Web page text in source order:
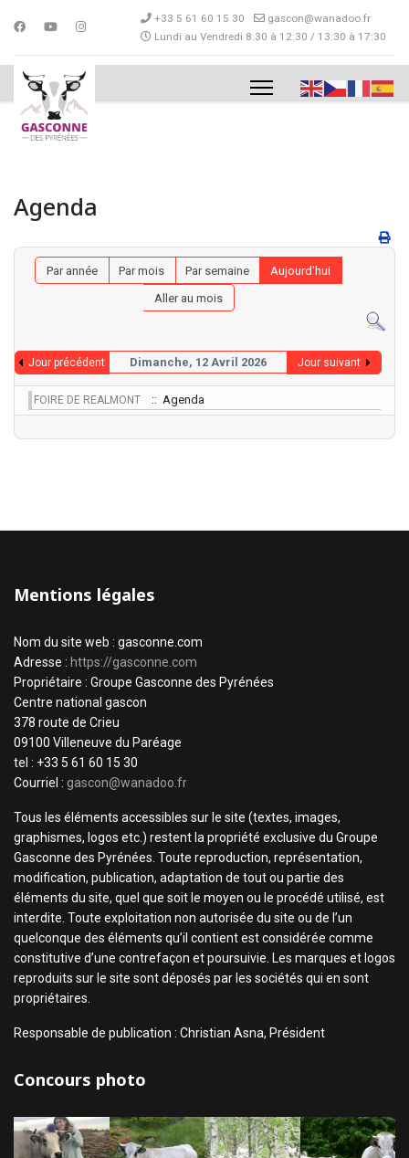
+33 5 61 60 15 30
gascon@wanadoo.fr
Lundi au Vendredi 8:30 à 12:30 / 13:30 à 17:30
Agenda
Par année Par mois Par semaine
Aujourd'hui
Aller au mois
Jour précédent Dimanche, 12 Avril 2026 Jour suivant
FOIRE DE REALMONT :: Agenda
Mentions légales
Nom du site web : gasconne.com
Adresse : https://gasconne.com
Propriétaire : Groupe Gasconne des Pyrénées
Centre national gascon
378 route de Crieu
09100 Villeneuve du Paréage
tel : +33 5 61 60 15 30
Courriel : gascon@wanadoo.fr
Tous les éléments accessibles sur le site (textes, images,
graphismes, logos etc.) restent la propriété exclusive du Groupe
Gasconne des Pyrénées. Toute reproduction, représentation,
modification, publication, adaptation de tout ou partie des
éléments du site, quel que soit le moyen ou le procédé utilisé, est
interdite. Toute exploitation non autorisée du site ou de l’un
quelconque des éléments qu’il contient est considérée comme
constitutive d’une contrefaçon et poursuivie. Les marques et logos
reproduits sur le site sont déposés par les sociétés qui en sont
propriétaires.
Responsable de publication : Christian Asna, Président
Concours photo